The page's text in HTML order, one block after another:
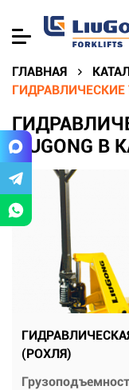
ГЛАВНАЯ
ГИДРАВЛИЧЕСКИЕ
LIUGONG В
(РОХЛЯ)